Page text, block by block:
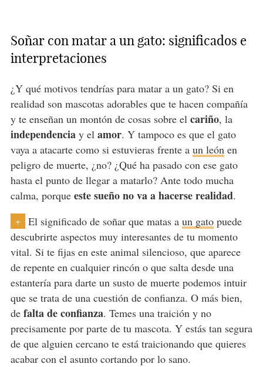
Soñar con matar a un gato: significados e
interpretaciones
¿Y qué motivos tendrías para matar a un gato? Si en
realidad son mascotas adorables que te hacen compañía
y te enseñan un montón de cosas sobre el cariño, la
independenciay el amor. Y tampoco es que el gato
vaya a atacarte como si estuvieras frente a un leónen
peligro de muerte, ¿no? ¿Qué ha pasado con ese gato
hasta el punto de llegar a matarlo? Ante todo mucha
calma, porque este sueño no va a hacerse realidad.
+ El significado de soñar que matas a un gatopuede
descubrirte aspectos muy interesantes de tu momento
vital. Si te fijas en este animal silencioso, que aparece
de repente en cualquier rincón o que salta desde una
estantería para darte un susto de muerte podemos intuir
que se trata de una cuestión de confianza. O más bien,
de falta de confianza. Temes una traición y no
precisamente por parte de tu mascota. Y estás tan segura
de que alguien cercano te está traicionando que quieres
acabar con el asunto cortando por lo sano.